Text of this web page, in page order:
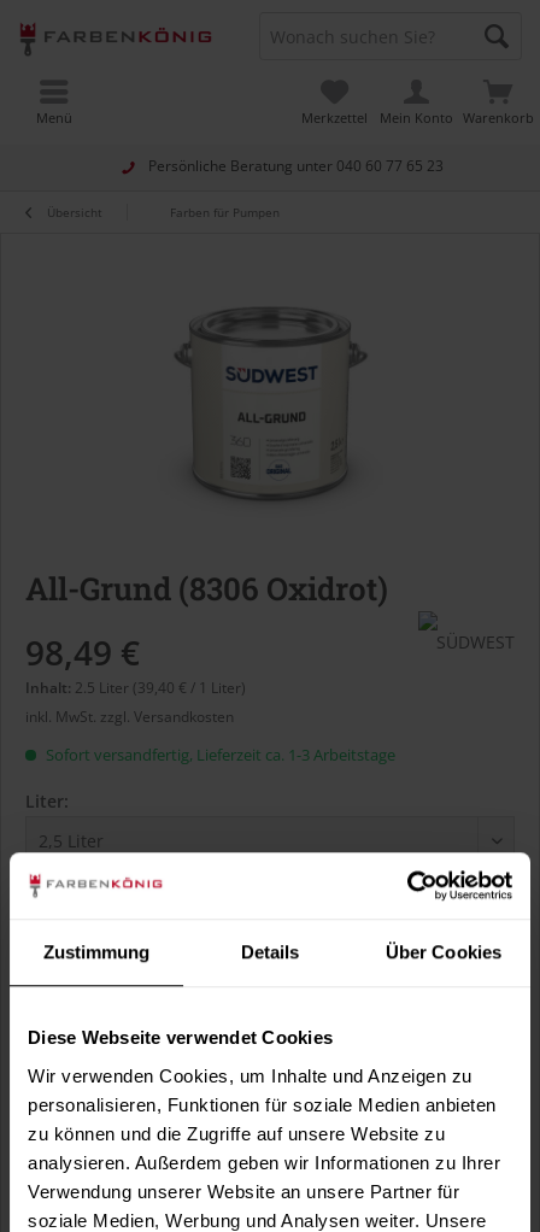
Zustimmung Details Über Cookies
Diese Webseite verwendet Cookies
Wir verwenden Cookies, um Inhalte und Anzeigen zu
personalisieren, Funktionen für soziale Medien anbieten
zu können und die Zugriffe auf unsere Website zu
analysieren. Außerdem geben wir Informationen zu Ihrer
Verwendung unserer Website an unsere Partner für
soziale Medien, Werbung und Analysen weiter. Unsere
Persönliche Beratung unter 040 60 77 65 23
Warenkorb
Merkzettel Mein Konto
Menü
Übersicht Farben für Pumpen
All-Grund (8306 Oxidrot)
98,49 €
Inhalt: 2.5 Liter (39,40 € / 1 Liter)
inkl. MwSt. zzgl. Versandkosten
Sofort versandfertig, Lieferzeit ca. 1-3 Arbeitstage
Liter:
Verbrauch berechnen
In denWarenkorb
Merken Fragen zum Artikel?